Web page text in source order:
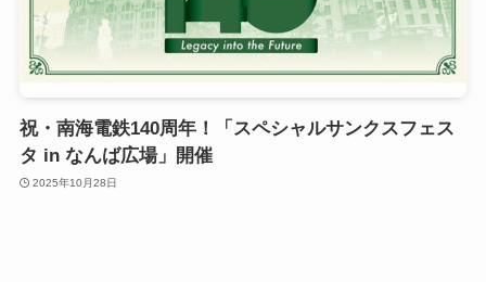
祝・南海電鉄140周年！「スペシャルサンクスフェス
タ in なんば広場」開催
2025年10月28日